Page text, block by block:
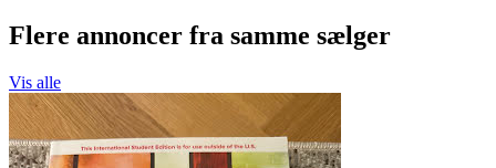
Flere annoncer fra samme sælger
Vis alle